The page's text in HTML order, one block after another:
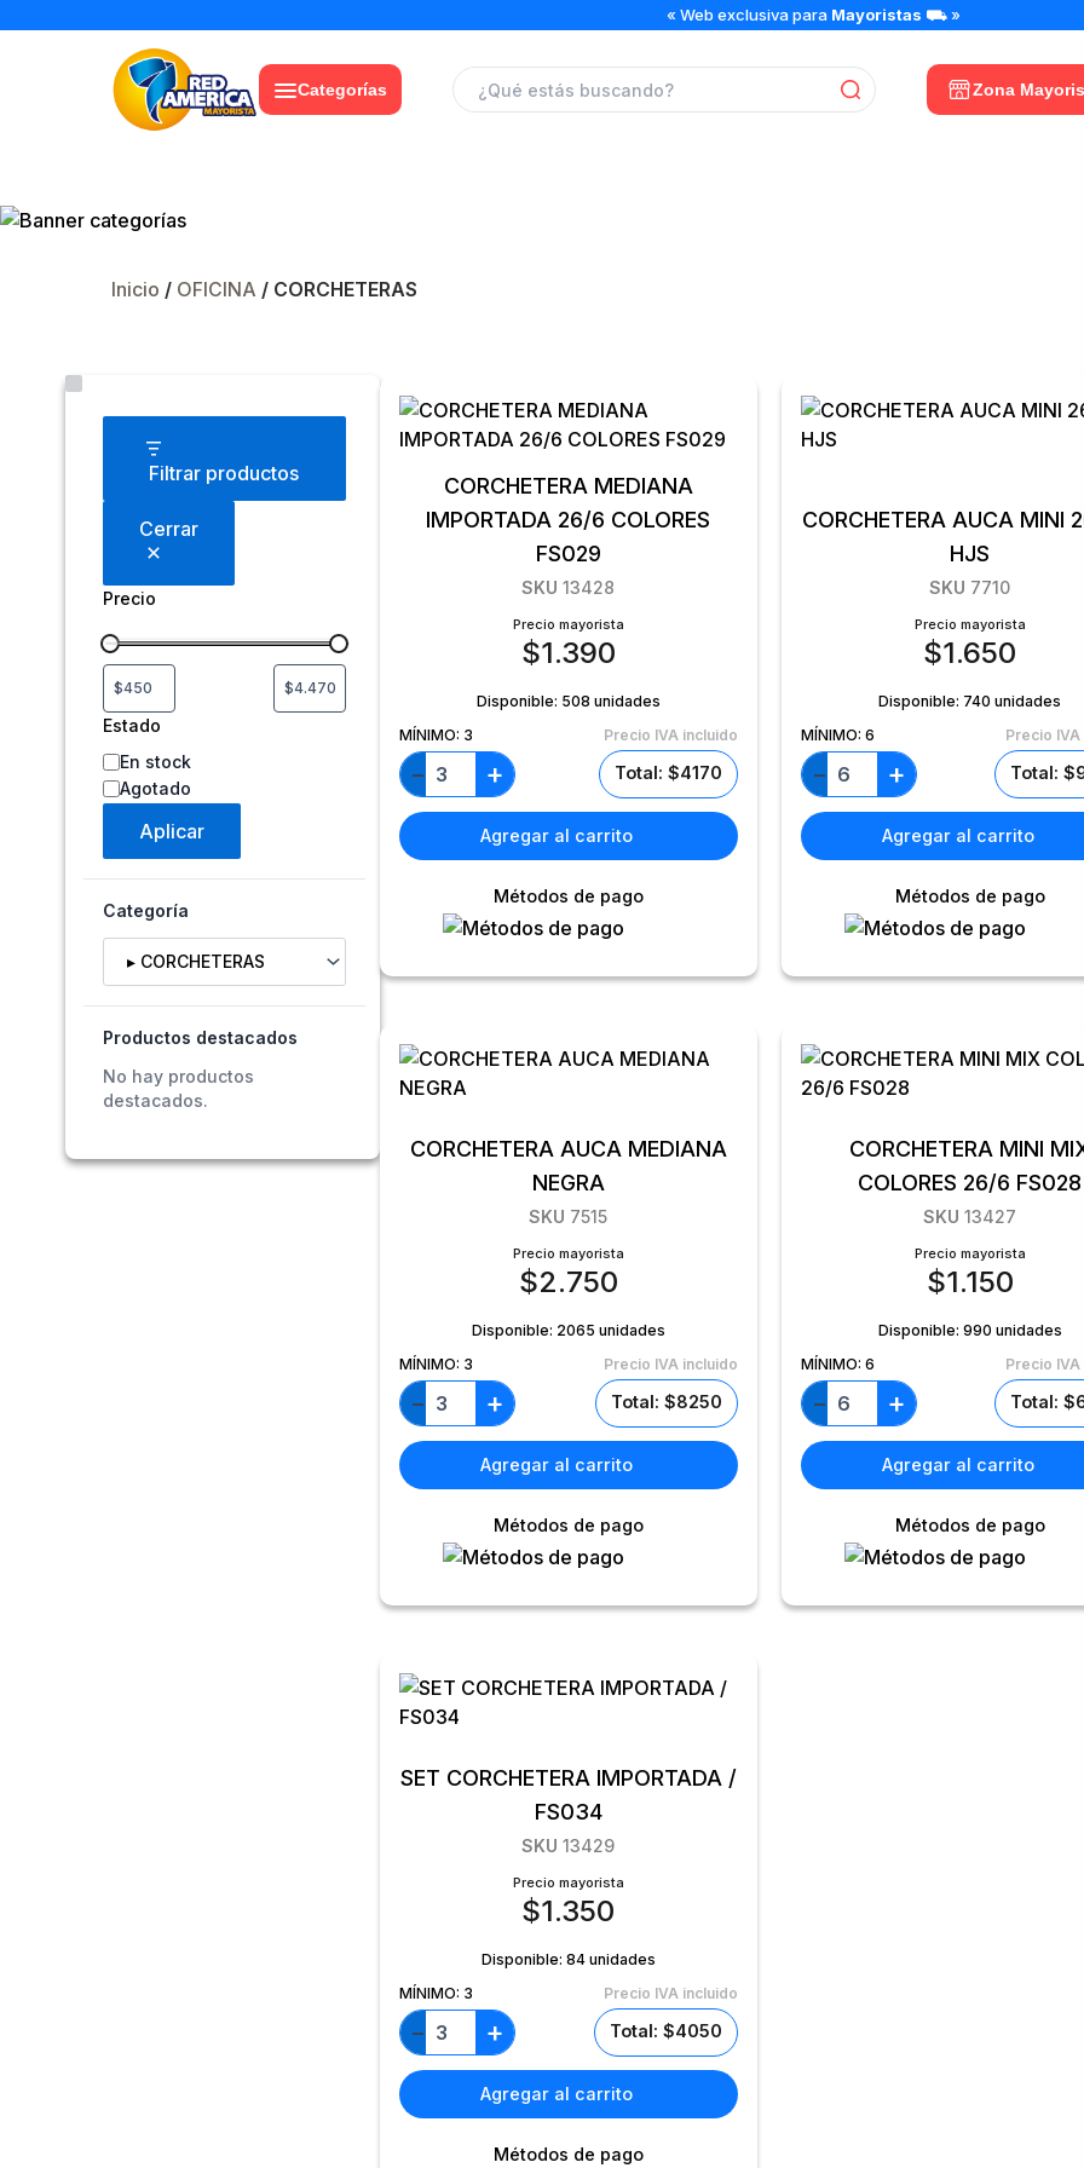
« Web exclusiva para Mayoristas ⛟ »
Categorías Zona
Inicio / OFICINA / CORCHETERAS
Filtrar productos
Cerrar
Precio
Estado
En stock
Agotado
Aplicar
Categoría
Productos destacados
No hay productos
destacados.
CORCHETERA MEDIANA
IMPORTADA 26/6 COLORES
FS029
SKU 13428
Precio mayorista
$1.390
Disponible: 508 unidades
MÍNIMO: 3 Precio IVA incluido
− + Total: $4170
Agregar al carrito
Métodos de pago
CORCHETERA AUCA MINI 26/6 8
HJS
SKU 7710
Precio mayorista
$1.650
Disponible: 740 unidades
MÍNIMO: 6 Precio IVA
− + Total:
Agregar al carrito
Métodos de pago
CORCHETERA AUCA MEDIANA
NEGRA
SKU 7515
Precio mayorista
$2.750
Disponible: 2065 unidades
MÍNIMO: 3 Precio IVA incluido
− + Total: $8250
Agregar al carrito
Métodos de pago
CORCHETERA MINI
COLORES 26/6 FS028
SKU 13427
Precio mayorista
$1.150
Disponible: 990 unidades
MÍNIMO: 6 Precio IVA
− + Total:
Agregar al carrito
Métodos de pago
SET CORCHETERA IMPORTADA /
FS034
SKU 13429
Precio mayorista
$1.350
Disponible: 84 unidades
MÍNIMO: 3 Precio IVA incluido
− + Total: $4050
Agregar al carrito
Métodos de pago